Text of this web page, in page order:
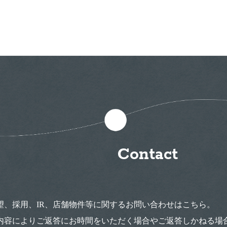
Contact
採用、IR、店舗物件等に関するお問い合わせはこちら。
によりご返答にお時間をいただく場合やご返答しかねる場